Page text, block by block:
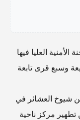
العليا فيها
وسبع قرى تابعة
شيوخ العشائر في
مركز ناحية